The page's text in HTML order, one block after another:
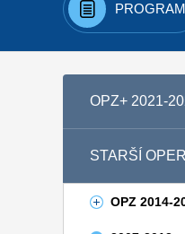
OPZ+ 2021-
STARŠÍ
OPZ 2014-